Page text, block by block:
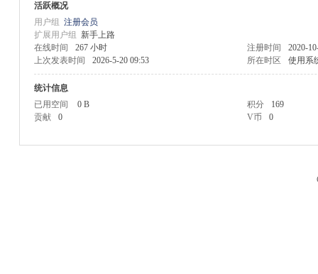
活跃概况
用户组 注册会员
扩展用户组 新手上路
在线时间
267 小时 注册时间
2020-
上次发表时间
2026-5-20 09:53 所在时区 使用系
统计信息
已用空间
0 B 积分
169
贡献
0 V币 0